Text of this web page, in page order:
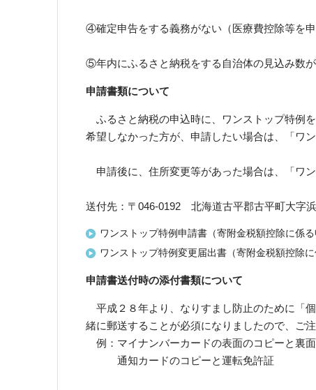
④確定申告をする義務がない（医療費控除等を申
⑤年内にふるさと納税をする自治体の見込み数
申請書類について
ふるさと納税の申込時に、ワンストップ特例
希望しなかった方が、申請したい場合は、「ワ
申請後に、住所変更等があった場合は、「ワ
送付先：〒046-0192 北海道古平郡古平町大
ワンストップ特例申請書（寄附金税額控除に係る
ワンストップ特例変更届出書（寄附金税額控除
申請書送付時の添付書類について
平成２８年より、なりすまし防止のために「
緒に郵送することが必須になりましたので、ご注
例：マイナンバーカードの表面のコピーと裏
通知カードのコピーと運転免許証